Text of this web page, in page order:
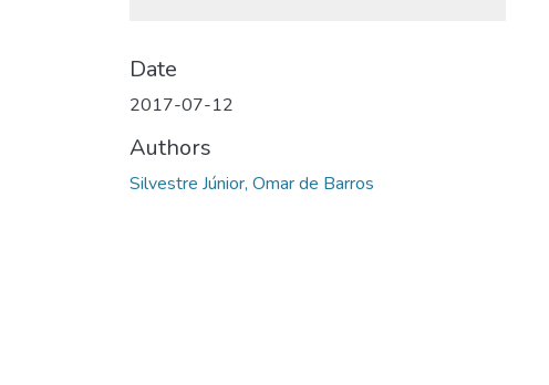
Date
2017-07-12
Authors
Silvestre Júnior, Omar de Barros